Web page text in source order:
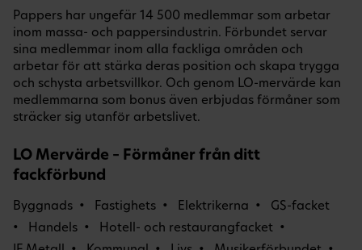
Pappers har ungefär 14 500 medlemmar som arbetar
inom massa- och pappersindustrin. Förbundet servar
sina medlemmar inom alla fackliga områden och
arbetar för att stärka deras position och skapa trygga
och schysta arbetsvillkor. Och genom LO-mervärde kan
medlemmarna som bonus även erbjudas förmåner som
sträcker sig utanför arbetslivet.
LO Mervärde – Förmåner från ditt
fackförbund
Byggnads Fastighets Elektrikerna
GS-facket
Handels
Hotell- och restaurangfacket